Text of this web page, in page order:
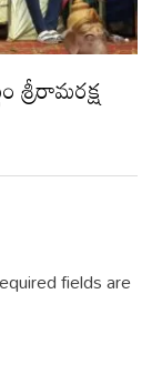
శ్రీరామరక్ష
fields are